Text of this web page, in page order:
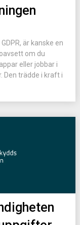
är kanske en
om du
eller jobbar i
Den trädde i kraft i